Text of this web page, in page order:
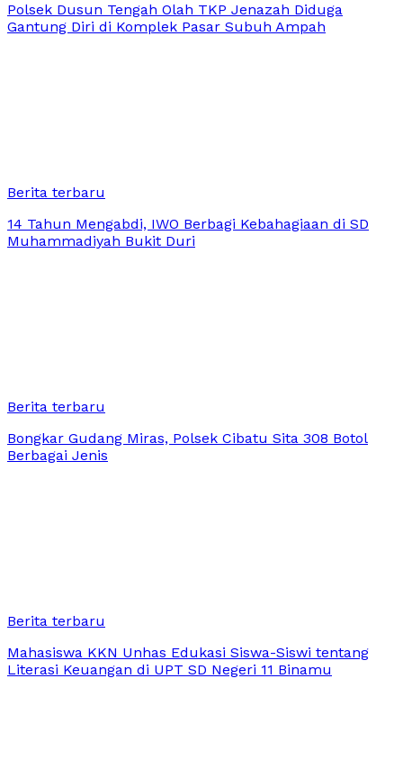
Polsek Dusun Tengah Olah TKP Jenazah Diduga
Gantung Diri di Komplek Pasar Subuh Ampah
Berita terbaru
14 Tahun Mengabdi, IWO Berbagi Kebahagiaan di SD
Muhammadiyah Bukit Duri
Berita terbaru
Bongkar Gudang Miras, Polsek Cibatu Sita 308 Botol
Berbagai Jenis
Berita terbaru
Mahasiswa KKN Unhas Edukasi Siswa-Siswi tentang
Literasi Keuangan di UPT SD Negeri 11 Binamu